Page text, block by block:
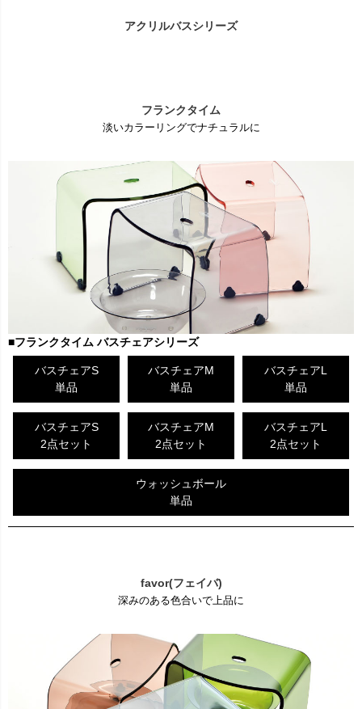
アクリルバスシリーズ
フランクタイム
淡いカラーリングでナチュラルに
■フランクタイム バスチェアシリーズ
バスチェアS
単品
バスチェアM
単品
バスチェアL
単品
バスチェアS
2点セット
バスチェアM
2点セット
バスチェアL
2点セット
ウォッシュボール
単品
favor(フェイバ)
深みのある色合いで上品に